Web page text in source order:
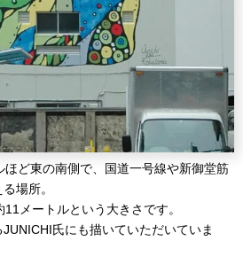
ど東の南側で、国道一号線や新御堂筋
場所。
メートルという大きさです。
氏にも描いていただいていま